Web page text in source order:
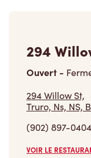
294
Ouvert -
294 Willow St,
Truro, Ns, NS,
(902) 897-0404
VOIR LE